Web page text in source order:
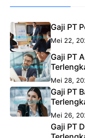
Gaji PT
Mei 22,
Gaji PT
Mei 28,
Gaji PT
Mei 26,
Gaji PT